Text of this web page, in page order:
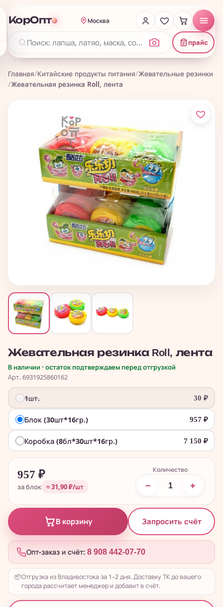
КорОпт Москва
прайс
Главная/Китайские продукты питания/Жевательные резинки
/Жевательная резинка Roll, лента
Жевательная резинка Roll, лента
В наличии · остаток подтверждаем перед отгрузкой
Арт. 6931925860162
1шт. 30 ₽
Блок (30шт*16гр.) 957 ₽
Коробка (8бл*30шт*16гр.) 7 150 ₽
957 ₽
за блок ≈ 31,90 ₽/шт
Количество
− +
В корзину Запросить счёт
Опт-заказ и счёт: 8 908 442-07-70
📦Отгрузка из Владивостока за 1–2 дня. Доставку ТК до вашего
города рассчитает менеджер и добавит в счёт.